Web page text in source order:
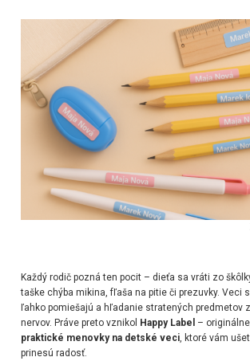
Každý rodič pozná ten pocit – dieťa sa vráti zo
taške chýba mikina, fľaša na pitie či prezuvky. Veci
ľahko pomiešajú a hľadanie stratených predmetov
nervov. Práve preto vznikol Happy Label –
praktické menovky na detské veci, ktoré vám
prinesú radosť.